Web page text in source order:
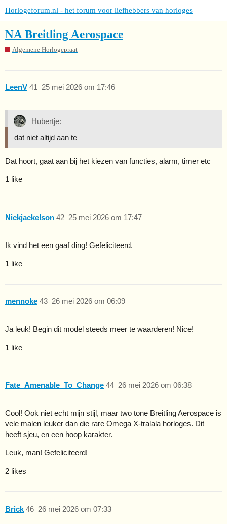
Horlogeforum.nl - het forum voor liefhebbers van horloges
NA Breitling Aerospace
Algemene Horlogepraat
LeenV 25 mei 2026 om 17:46
41
Hubertje:
dat niet altijd aan te
Dat hoort, gaat aan bij het kiezen van functies, alarm, timer etc
1 like
Nickjackelson 25 mei 2026 om 17:47
42
Ik vind het een gaaf ding! Gefeliciteerd.
1 like
mennoke 26 mei 2026 om 06:09
43
Ja leuk! Begin dit model steeds meer te waarderen! Nice!
1 like
Fate_Amenable_To_Change 26 mei 2026 om 06:38
44
Cool! Ook niet echt mijn stijl, maar two tone Breitling Aerospace is
vele malen leuker dan die rare Omega X-tralala horloges. Dit
heeft sjeu, en een hoop karakter.
Leuk, man! Gefeliciteerd!
2 likes
Brick 26 mei 2026 om 07:33
46